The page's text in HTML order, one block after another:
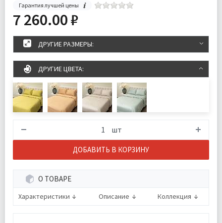
Гарантия лучшей цены
7 260.00 ₽
ДРУГИЕ РАЗМЕРЫ:
ДРУГИЕ ЦВЕТА:
шт
ДОБАВИТЬ В КОРЗИНУ
О ТОВАРЕ
Характеристики Описание Коллекция